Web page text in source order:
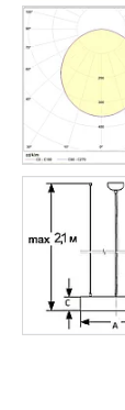
NLCO
INNOLUX
Отзывы